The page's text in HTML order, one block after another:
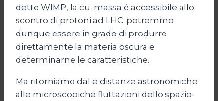
dette WIMP, la cui massa è accessibile allo
scontro di protoni ad LHC: potremmo
dunque essere in grado di produrre
direttamente la materia oscura e
determinarne le caratteristiche.
Ma ritorniamo dalle distanze astronomiche
alle microscopiche fluttazioni dello spazio-